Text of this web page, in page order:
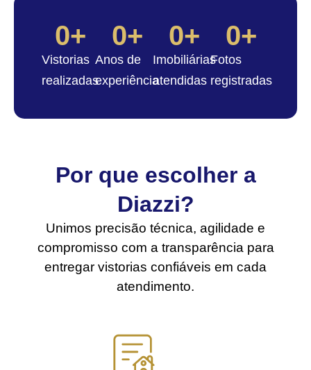
Vistorias
realizadas
0+
Anos de
experiência
0+
Imobiliárias
atendidas
0+
Fotos
registradas
0+
Por que escolher a
Diazzi?
Unimos precisão técnica, agilidade e
compromisso com a transparência para
entregar vistorias confiáveis em cada
atendimento.